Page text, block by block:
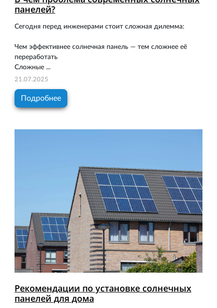
панелей?
Сегодня перед инженерами стоит сложная дилемма:
Чем эффективнее солнечная панель — тем сложнее её
переработать
Сложные ...
21.07.2025
Подробнее
Рекомендации по установке солнечных
панелей для дома